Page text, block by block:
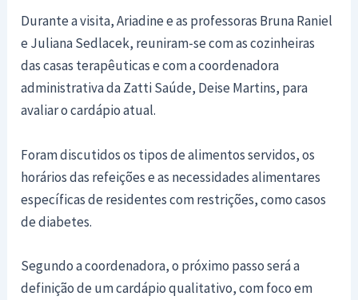
Durante a visita, Ariadine e as professoras Bruna Raniel
e Juliana Sedlacek, reuniram-se com as cozinheiras
das casas terapêuticas e com a coordenadora
administrativa da Zatti Saúde, Deise Martins, para
avaliar o cardápio atual.
Foram discutidos os tipos de alimentos servidos, os
horários das refeições e as necessidades alimentares
específicas de residentes com restrições, como casos
de diabetes.
Segundo a coordenadora, o próximo passo será a
definição de um cardápio qualitativo, com foco em